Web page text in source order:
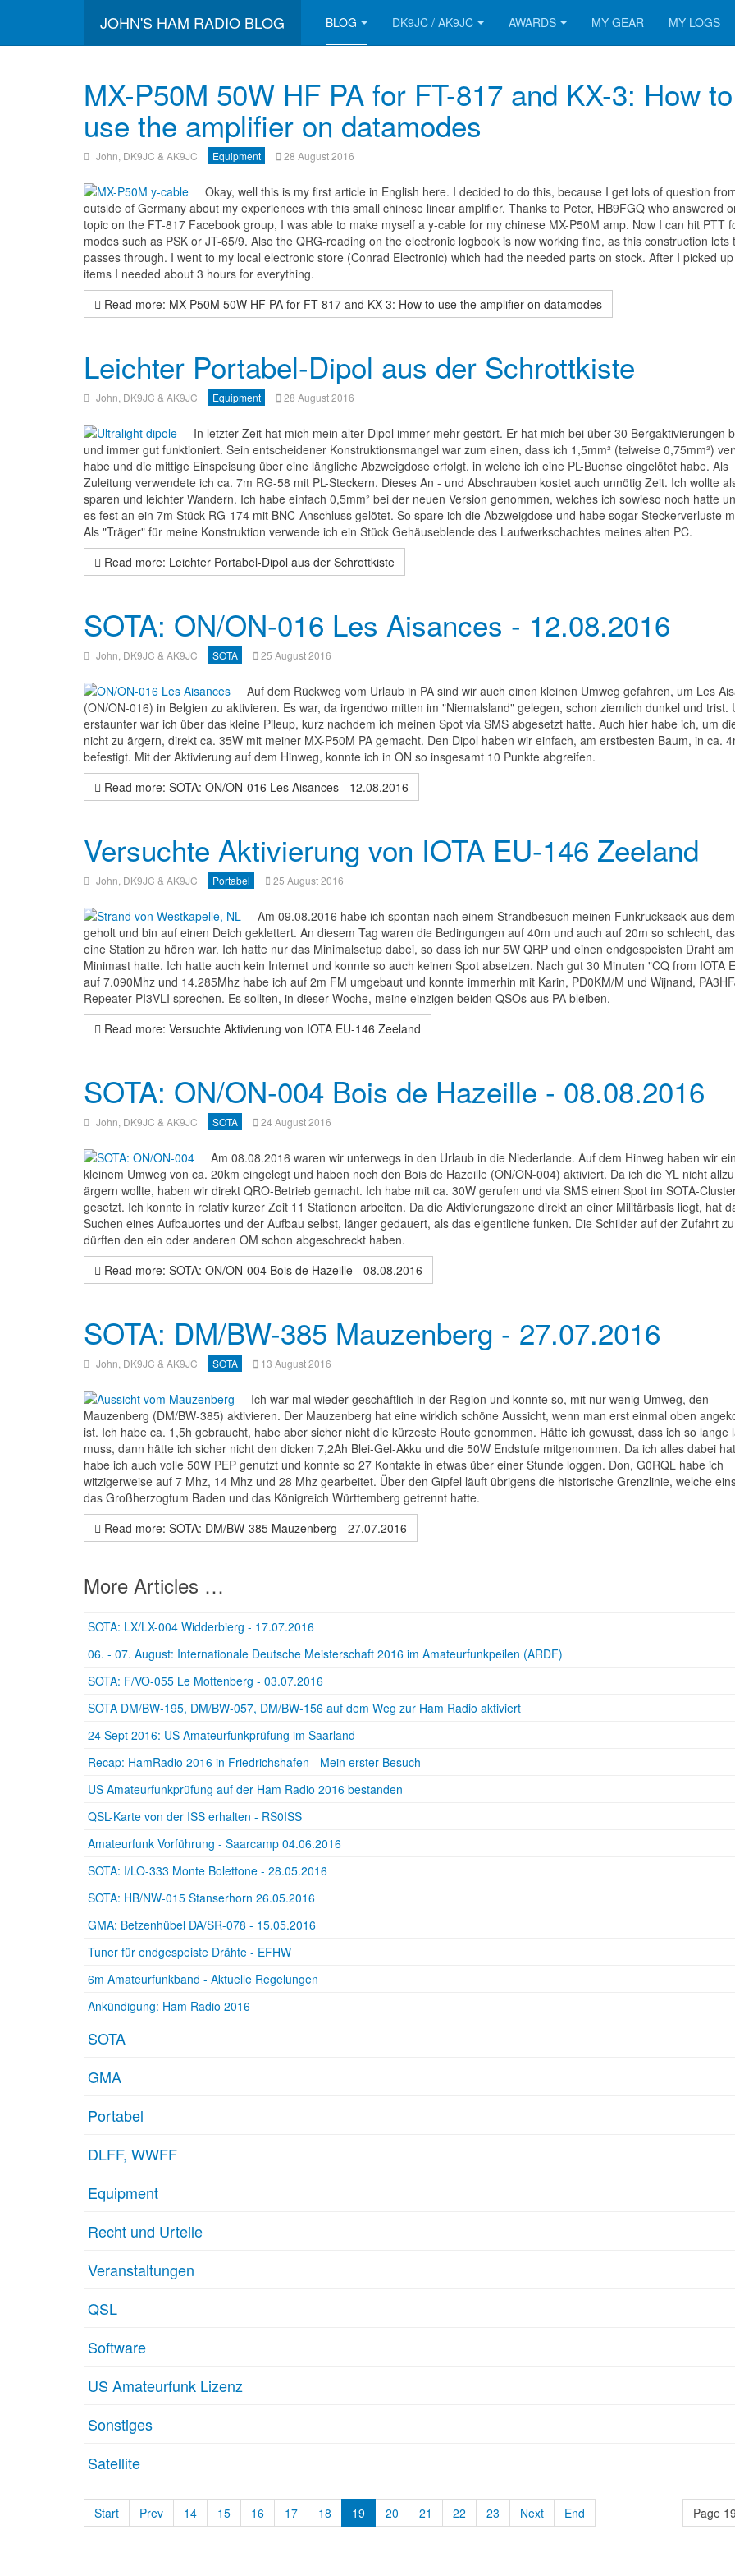
JOHN'S HAM RADIO BLOG BLOG DK9JC / AK9JC AWARDS MY GEAR MY LOGS
MX-P50M 50W HF PA for FT-817 and KX-3: How to
use the amplifier on datamodes
John, DK9JC & AK9JC Equipment 28 August 2016
Okay, well this is my first article in English here. I decided to do this, because I get lots of question
outside of Germany about my experiences with this small chinese linear amplifier. Thanks to Peter, HB9FGQ who answered
topic on the FT-817 Facebook group, I was able to make myself a y-cable for my chinese MX-P50M amp. Now I can hit PTT
modes such as PSK or JT-65/9. Also the QRG-reading on the electronic logbook is now working fine, as this construction lets
passes through. I went to my local electronic store (Conrad Electronic) which had the needed parts on stock. After I picked
items I needed about 3 hours for everything.
Read more: MX-P50M 50W HF PA for FT-817 and KX-3: How to use the amplifier on datamodes
Leichter Portabel-Dipol aus der Schrottkiste
John, DK9JC & AK9JC Equipment 28 August 2016
In letzter Zeit hat mich mein alter Dipol immer mehr gestört. Er hat mich bei über 30 Bergaktivierungen
und immer gut funktioniert. Sein entscheidener Konstruktionsmangel war zum einen, dass ich 1,5mm² (teiweise 0,75mm²)
habe und die mittige Einspeisung über eine längliche Abzweigdose erfolgt, in welche ich eine PL-Buchse eingelötet habe. Als
Zuleitung verwendete ich ca. 7m RG-58 mit PL-Steckern. Dieses An - und Abschrauben kostet auch unnötig Zeit. Ich wollte
sparen und leichter Wandern. Ich habe einfach 0,5mm² bei der neuen Version genommen, welches ich sowieso noch hatte
es fest an ein 7m Stück RG-174 mit BNC-Anschluss gelötet. So spare ich die Abzweigdose und habe sogar Steckerverluste
Als "Träger" für meine Konstruktion verwende ich ein Stück Gehäuseblende des Laufwerkschachtes meines alten PC.
Read more: Leichter Portabel-Dipol aus der Schrottkiste
SOTA: ON/ON-016 Les Aisances - 12.08.2016
John, DK9JC & AK9JC SOTA 25 August 2016
Auf dem Rückweg vom Urlaub in PA sind wir auch einen kleinen Umweg gefahren, um Les
(ON/ON-016) in Belgien zu aktivieren. Es war, da irgendwo mitten im "Niemalsland" gelegen, schon ziemlich dunkel und trist.
erstaunter war ich über das kleine Pileup, kurz nachdem ich meinen Spot via SMS abgesetzt hatte. Auch hier habe ich, um
nicht zu ärgern, direkt ca. 35W mit meiner MX-P50M PA gemacht. Den Dipol haben wir einfach, am erstbesten Baum, in ca.
befestigt. Mit der Aktivierung auf dem Hinweg, konnte ich in ON so insgesamt 10 Punkte abgreifen.
Read more: SOTA: ON/ON-016 Les Aisances - 12.08.2016
Versuchte Aktivierung von IOTA EU-146 Zeeland
John, DK9JC & AK9JC Portabel 25 August 2016
Am 09.08.2016 habe ich spontan nach einem Strandbesuch meinen Funkrucksack aus
geholt und bin auf einen Deich geklettert. An diesem Tag waren die Bedingungen auf 40m und auch auf 20m so schlecht,
eine Station zu hören war. Ich hatte nur das Minimalsetup dabei, so dass ich nur 5W QRP und einen endgespeisten Draht
Minimast hatte. Ich hatte auch kein Internet und konnte so auch keinen Spot absetzen. Nach gut 30 Minuten "CQ from IOTA
auf 7.090Mhz und 14.285Mhz habe ich auf 2m FM umgebaut und konnte immerhin mit Karin, PD0KM/M und Wijnand,
Repeater PI3VLI sprechen. Es sollten, in dieser Woche, meine einzigen beiden QSOs aus PA bleiben.
Read more: Versuchte Aktivierung von IOTA EU-146 Zeeland
SOTA: ON/ON-004 Bois de Hazeille - 08.08.2016
John, DK9JC & AK9JC SOTA 24 August 2016
Am 08.08.2016 waren wir unterwegs in den Urlaub in die Niederlande. Auf dem Hinweg haben wir
kleinem Umweg von ca. 20km eingelegt und haben noch den Bois de Hazeille (ON/ON-004) aktiviert. Da ich die YL nicht
ärgern wollte, haben wir direkt QRO-Betrieb gemacht. Ich habe mit ca. 30W gerufen und via SMS einen Spot im SOTA-
gesetzt. Ich konnte in relativ kurzer Zeit 11 Stationen arbeiten. Da die Aktivierungszone direkt an einer Militärbasis liegt, hat
Suchen eines Aufbauortes und der Aufbau selbst, länger gedauert, als das eigentliche funken. Die Schilder auf der Zufahrt
dürften den ein oder anderen OM schon abgeschreckt haben.
Read more: SOTA: ON/ON-004 Bois de Hazeille - 08.08.2016
SOTA: DM/BW-385 Mauzenberg - 27.07.2016
John, DK9JC & AK9JC SOTA 13 August 2016
Ich war mal wieder geschäftlich in der Region und konnte so, mit nur wenig Umweg, den
Mauzenberg (DM/BW-385) aktivieren. Der Mauzenberg hat eine wirklich schöne Aussicht, wenn man erst einmal oben
ist. Ich habe ca. 1,5h gebraucht, habe aber sicher nicht die kürzeste Route genommen. Hätte ich gewusst, dass ich so lange
muss, dann hätte ich sicher nicht den dicken 7,2Ah Blei-Gel-Akku und die 50W Endstufe mitgenommen. Da ich alles dabei
habe ich auch volle 50W PEP genutzt und konnte so 27 Kontakte in etwas über einer Stunde loggen. Don, G0RQL habe ich
witzigerweise auf 7 Mhz, 14 Mhz und 28 Mhz gearbeitet. Über den Gipfel läuft übrigens die historische Grenzlinie, welche
das Großherzogtum Baden und das Königreich Württemberg getrennt hatte.
Read more: SOTA: DM/BW-385 Mauzenberg - 27.07.2016
More Articles …
SOTA: LX/LX-004 Widderbierg - 17.07.2016
06. - 07. August: Internationale Deutsche Meisterschaft 2016 im Amateurfunkpeilen (ARDF)
SOTA: F/VO-055 Le Mottenberg - 03.07.2016
SOTA DM/BW-195, DM/BW-057, DM/BW-156 auf dem Weg zur Ham Radio aktiviert
24 Sept 2016: US Amateurfunkprüfung im Saarland
Recap: HamRadio 2016 in Friedrichshafen - Mein erster Besuch
US Amateurfunkprüfung auf der Ham Radio 2016 bestanden
QSL-Karte von der ISS erhalten - RS0ISS
Amateurfunk Vorführung - Saarcamp 04.06.2016
SOTA: I/LO-333 Monte Bolettone - 28.05.2016
SOTA: HB/NW-015 Stanserhorn 26.05.2016
GMA: Betzenhübel DA/SR-078 - 15.05.2016
Tuner für endgespeiste Drähte - EFHW
6m Amateurfunkband - Aktuelle Regelungen
Ankündigung: Ham Radio 2016
SOTA
GMA
Portabel
DLFF, WWFF
Equipment
Recht und Urteile
Veranstaltungen
QSL
Software
US Amateurfunk Lizenz
Sonstiges
Satellite
Page
Start Prev 14 15 16 17 18 19 20 21 22 23 Next End